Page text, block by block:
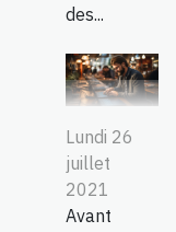
des...
Lundi 26
juillet
2021
Avant